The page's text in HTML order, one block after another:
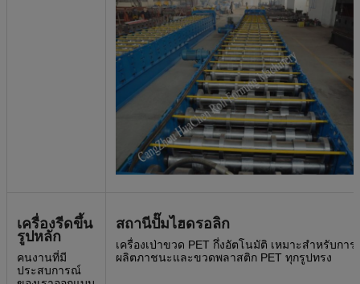
เครื่องรีดขึ้น
รูปหลัก
คนงานที่มี
ประสบการณ์
สถานีปั๊มไฮดรอลิก
เครื่องเป่าขวด PET กึ่งอัตโนมัติ เหมาะสำหรับการ
ผลิตภาชนะและขวดพลาสติก PET ทุกรูปทรง